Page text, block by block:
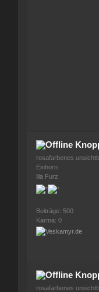
rosafarbenes
Einhorn
lila Furz
Beiträge: 500
Karma: 0
rosafarbenes